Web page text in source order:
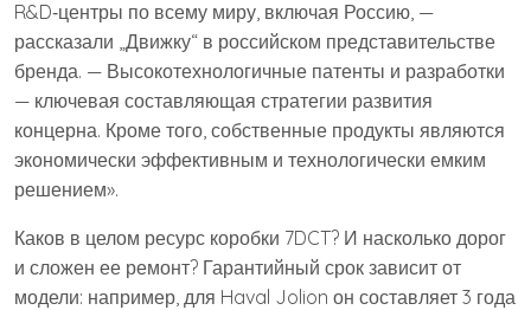
R&D‑центры по всему миру, включая Россию, —
рассказали „Движку“ в российском представительстве
бренда. — Высокотехнологичные патенты и разработки
— ключевая составляющая стратегии развития
концерна. Кроме того, собственные продукты являются
экономически эффективным и технологически емким
решением».
Каков в целом ресурс коробки 7DCT? И насколько дорог
и сложен ее ремонт? Гарантийный срок зависит от
модели: например, для Haval Jolion он составляет 3 года